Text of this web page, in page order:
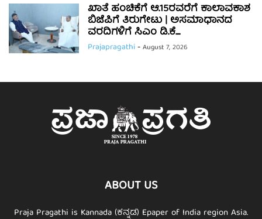
ಖಾತೆ ಹಂಚಿಕೆಗೆ ಆ.15ರವರೆಗೆ ಕಾಲಾವಕಾಶ
ಬಿಜೆಪಿಗೆ ತಿರುಗೇಟು | ಅಸಮಾಧಾನದ
ವರದಿಗಳಿಗೆ ಸಿಎಂ ಡಿ.ಕೆ....
Prajapragathi-August 7, 2026
ABOUT US
Praja Pragathi is Kannada (ಕನ್ನಡ) Epaper of India region Asia.